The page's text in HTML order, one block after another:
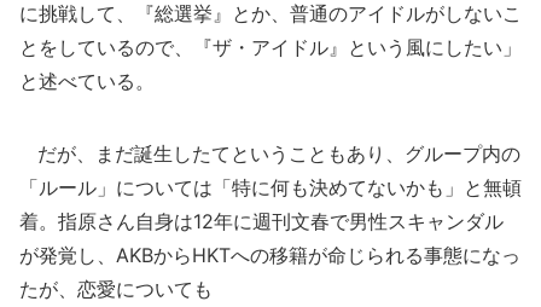
に挑戦して、『総選挙』とか、普通のアイドルがしないこ
とをしているので、『ザ・アイドル』という風にしたい」
と述べている。
だが、まだ誕生したてということもあり、グループ内の
「ルール」については「特に何も決めてないかも」と無頓
着。指原さん自身は12年に週刊文春で男性スキャンダル
が発覚し、AKBからHKTへの移籍が命じられる事態になっ
たが、恋愛についても